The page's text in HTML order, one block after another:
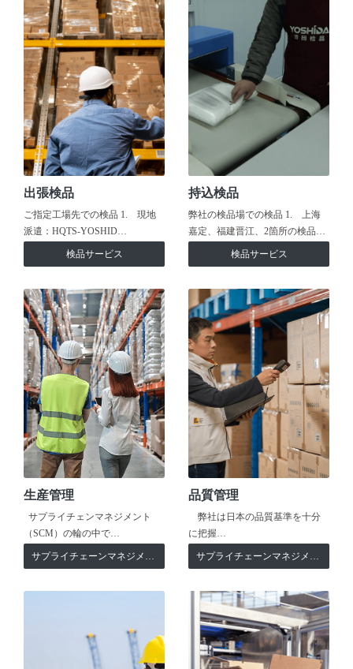
出張検品
ご指定工場先での検品 1. 現地
派遣：HQTS-YOSHID…
検品サービス
持込検品
弊社の検品場での検品 1. 上海
嘉定、福建晋江、2箇所の検品…
検品サービス
生産管理
サプライチェンマネジメント
（SCM）の輪の中で…
サプライチェーンマネジメント
品質管理
弊社は日本の品質基準を十分
に把握…
サプライチェーンマネジメント